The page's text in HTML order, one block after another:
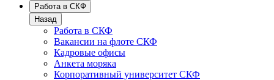
Работа в СКФ
Назад
Работа в СКФ
Вакансии на флоте СКФ
Кадровые офисы
Анкета моряка
Корпоративный университет СКФ